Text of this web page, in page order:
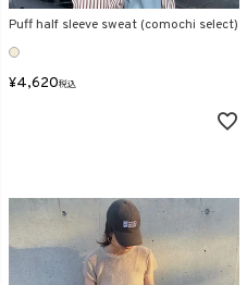
Puff half sleeve sweat (comochi select)
¥4,620税込